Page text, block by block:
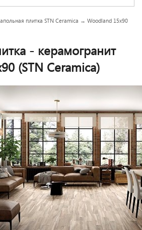
плитка STN Ceramica → Woodland 15x90
- керамогранит
(STN Ceramica)